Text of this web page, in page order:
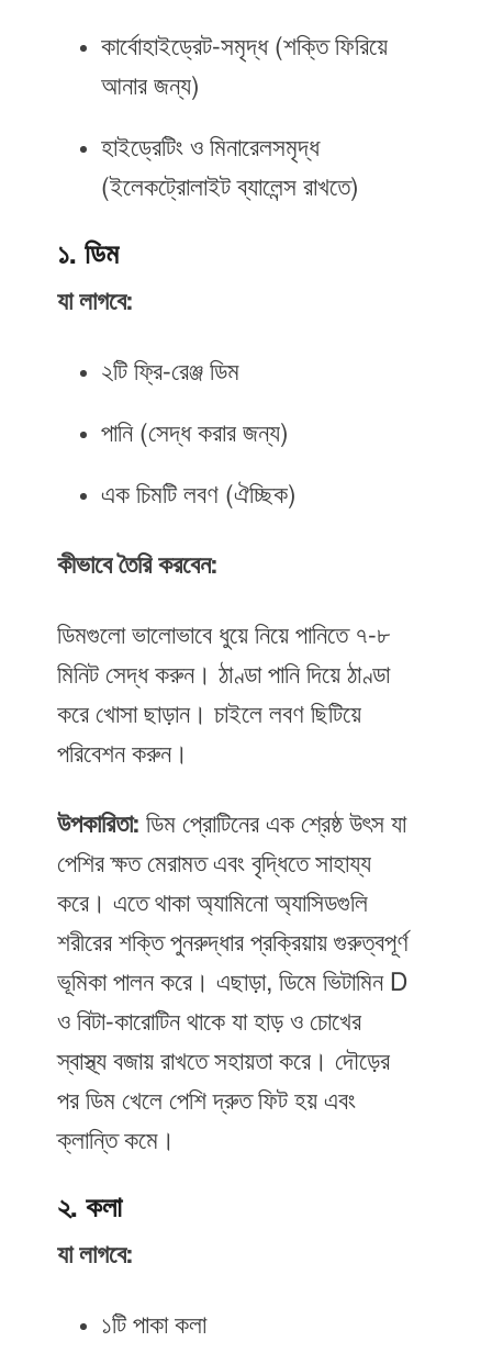
কার্বোহাইড্রেট-সমৃদ্ধ (শক্তি ফিরিয়ে
আনার জন্য)
হাইড্রেটিং ও মিনারেলসমৃদ্ধ
(ইলেকট্রোলাইট ব্যালেন্স রাখতে)
১. ডিম
যা লাগবে:
২টি ফ্রি-রেঞ্জ ডিম
পানি (সেদ্ধ করার জন্য)
এক চিমটি লবণ (ঐচ্ছিক)
কীভাবে তৈরি করবেন:
ডিমগুলো ভালোভাবে ধুয়ে নিয়ে পানিতে ৭-৮
মিনিট সেদ্ধ করুন। ঠাণ্ডা পানি দিয়ে ঠাণ্ডা
করে খোসা ছাড়ান। চাইলে লবণ ছিটিয়ে
পরিবেশন করুন।
উপকারিতা: ডিম প্রোটিনের এক শ্রেষ্ঠ উৎস যা
পেশির ক্ষত মেরামত এবং বৃদ্ধিতে সাহায্য
করে। এতে থাকা অ্যামিনো অ্যাসিডগুলি
শরীরের শক্তি পুনরুদ্ধার প্রক্রিয়ায় গুরুত্বপূর্ণ
ভূমিকা পালন করে। এছাড়া, ডিমে ভিটামিন D
ও বিটা-কারোটিন থাকে যা হাড় ও চোখের
স্বাস্থ্য বজায় রাখতে সহায়তা করে। দৌড়ের
পর ডিম খেলে পেশি দ্রুত ফিট হয় এবং
ক্লান্তি কমে।
২. কলা
যা লাগবে:
১টি পাকা কলা